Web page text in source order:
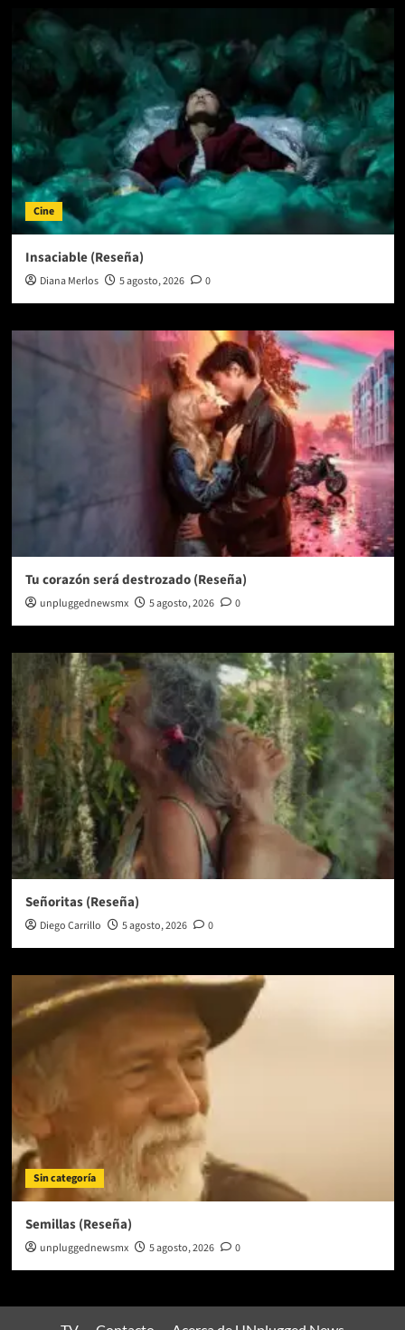
Cine
Insaciable (Reseña)
Diana Merlos 5 agosto, 2026 0
Tu corazón será destrozado (Reseña)
unpluggednewsmx 5 agosto, 2026 0
Señoritas (Reseña)
Diego Carrillo 5 agosto, 2026 0
Sin categoría
Semillas (Reseña)
unpluggednewsmx 5 agosto, 2026 0